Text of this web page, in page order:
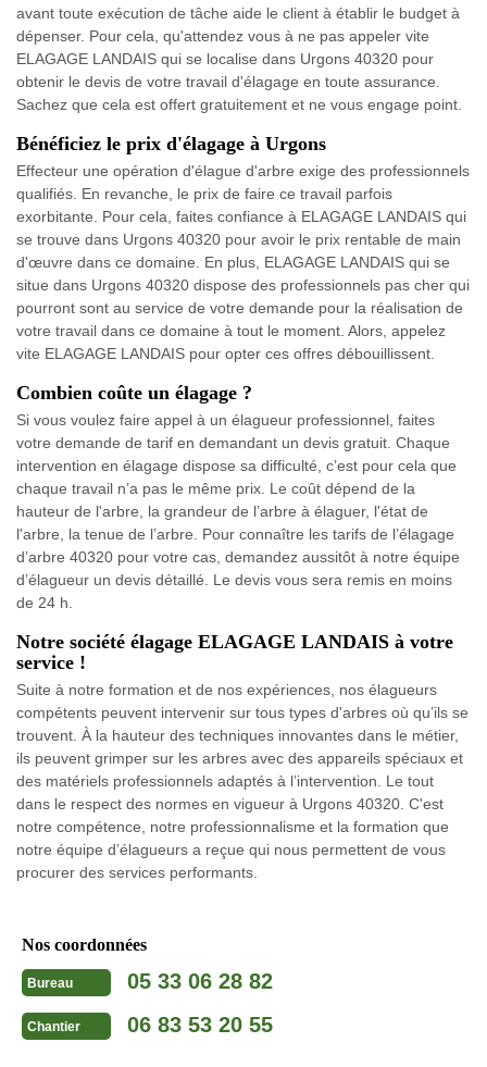
avant toute exécution de tâche aide le client à établir le budget à
dépenser. Pour cela, qu'attendez vous à ne pas appeler vite
ELAGAGE LANDAIS qui se localise dans Urgons 40320 pour
obtenir le devis de votre travail d'élagage en toute assurance.
Sachez que cela est offert gratuitement et ne vous engage point.
Bénéficiez le prix d'élagage à Urgons
Effecteur une opération d'élague d'arbre exige des professionnels
qualifiés. En revanche, le prix de faire ce travail parfois
exorbitante. Pour cela, faites confiance à ELAGAGE LANDAIS qui
se trouve dans Urgons 40320 pour avoir le prix rentable de main
d'œuvre dans ce domaine. En plus, ELAGAGE LANDAIS qui se
situe dans Urgons 40320 dispose des professionnels pas cher qui
pourront sont au service de votre demande pour la réalisation de
votre travail dans ce domaine à tout le moment. Alors, appelez
vite ELAGAGE LANDAIS pour opter ces offres débouillissent.
Combien coûte un élagage ?
Si vous voulez faire appel à un élagueur professionnel, faites
votre demande de tarif en demandant un devis gratuit. Chaque
intervention en élagage dispose sa difficulté, c’est pour cela que
chaque travail n’a pas le même prix. Le coût dépend de la
hauteur de l'arbre, la grandeur de l’arbre à élaguer, l'état de
l'arbre, la tenue de l’arbre. Pour connaître les tarifs de l’élagage
d’arbre 40320 pour votre cas, demandez aussitôt à notre équipe
d’élagueur un devis détaillé. Le devis vous sera remis en moins
de 24 h.
Notre société élagage ELAGAGE LANDAIS à votre
service !
Suite à notre formation et de nos expériences, nos élagueurs
compétents peuvent intervenir sur tous types d'arbres où qu’ils se
trouvent. À la hauteur des techniques innovantes dans le métier,
ils peuvent grimper sur les arbres avec des appareils spéciaux et
des matériels professionnels adaptés à l’intervention. Le tout
dans le respect des normes en vigueur à Urgons 40320. C'est
notre compétence, notre professionnalisme et la formation que
notre équipe d’élagueurs a reçue qui nous permettent de vous
procurer des services performants.
Nos coordonnées
Bureau 05 33 06 28 82
Chantier 06 83 53 20 55